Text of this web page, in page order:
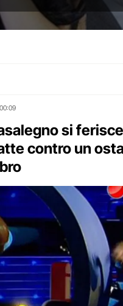
00:09
si
contro un